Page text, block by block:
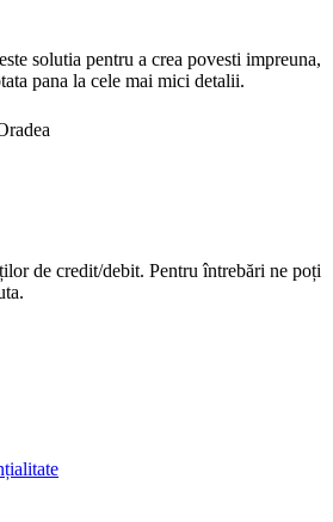
solutia pentru a crea povesti impreuna,
pana la cele mai mici detalii.
de credit/debit. Pentru întrebări ne poți